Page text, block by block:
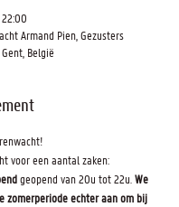
Armand Pien, Gezusters
België
voor een aantal zaken:
geopend van 20u tot 22u. We
zomerperiode echter aan om bij